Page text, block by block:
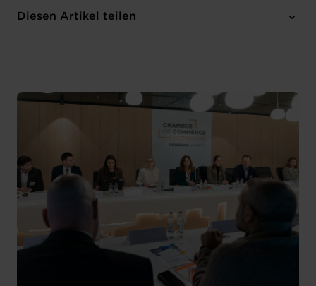
Diesen Artikel teilen